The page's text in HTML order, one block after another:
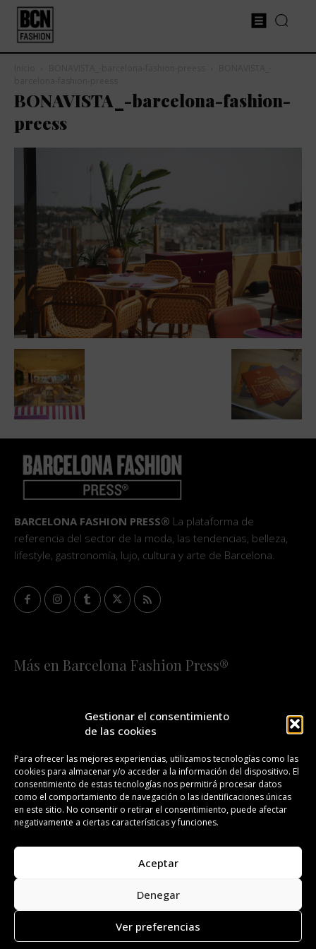
Gestionar el consentimiento
de las cookies
Para ofrecer las mejores experiencias, utilizamos tecnologías como las
cookies para almacenar y/o acceder a la información del dispositivo. El
consentimiento de estas tecnologías nos permitirá procesar datos
como el comportamiento de navegación o las identificaciones únicas
en este sitio. No consentir o retirar el consentimiento, puede afectar
negativamente a ciertas características y funciones.
Aceptar
Denegar
Ver preferencias
BONAVISTA_-barcelona-fashion-
preess
BARCELONA FASHION PRESS® La plataforma de
referencia del sector de la moda, las tendencias, belleza,
lifestyle, gastronomía, lujo, cultura y arte de Barcelona.
Más en Barcelona Fashion Press®
¡SUSCRÍBETE A NUESTRA FASHION NEWS!
CONTACTO REDACCIÓN PUBLICIDAD
ISSN 2385-4839 DL B 27443-2014
Todos los derechos reservados. Copyright 2008-2024.
Barcelona Fashion Press®/™ es una marca registrada.